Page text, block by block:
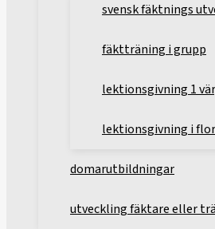
svensk fäktnings
fäktträning i grupp
lektionsgivning 1
lektionsgivning i
domarutbildningar
utveckling fäktare eller